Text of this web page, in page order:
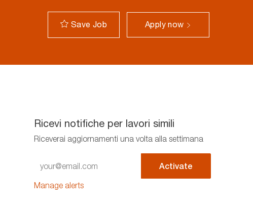
Save Job Apply now
Ricevi notifiche per lavori simili
Riceverai aggiornamenti una volta alla settimana
Email
address
Activate
Manage alerts